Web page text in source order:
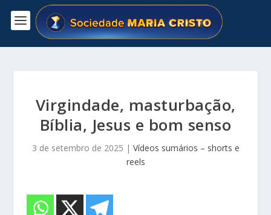
Virgindade, masturbação,
Bíblia, Jesus e bom senso
3 de setembro de 2025 | Vídeos sumários – shorts e
reels